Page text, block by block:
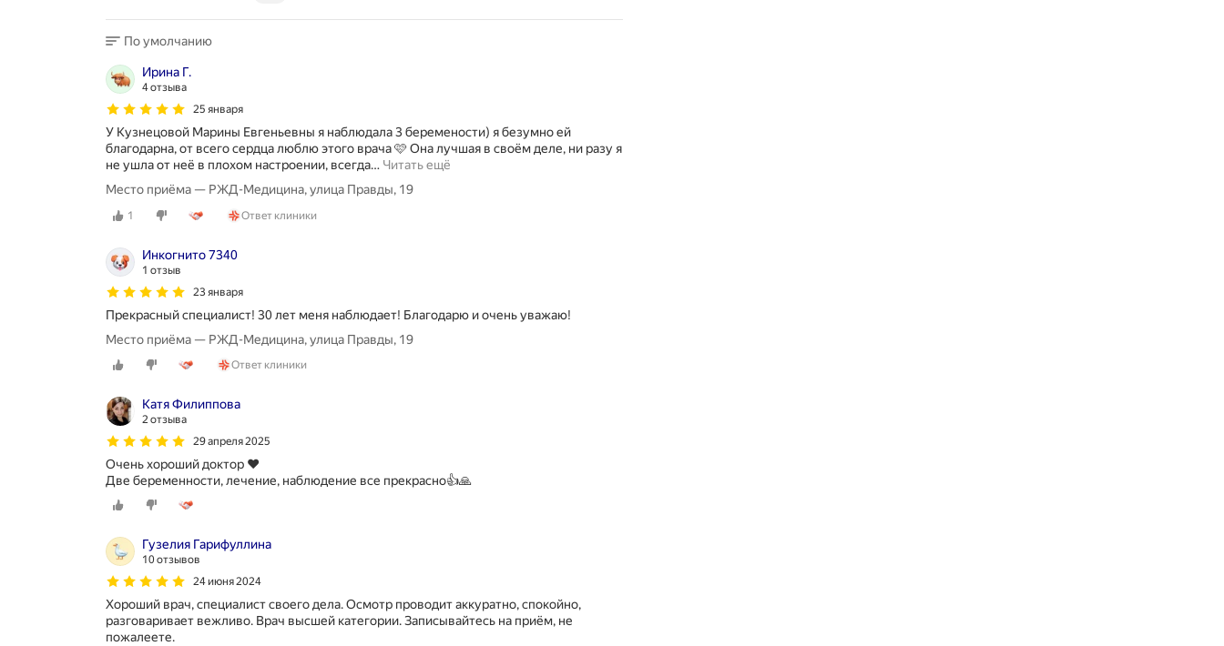
По умолчанию
Ирина Г.
4 отзыва
25 января
У Кузнецовой Марины Евгеньевны я наблюдала 3 беремености) я безумно ей
благодарна, от всего сердца люблю этого врача 🩷 Она лучшая в своём деле, ни разу я
не ушла от неё в плохом настроении, всегда… Читать ещё
Место приёма — РЖД-Медицина, улица Правды, 19
1 Ответ клиники
Инкогнито 7340
1 отзыв
23 января
Прекрасный специалист! 30 лет меня наблюдает! Благодарю и очень уважаю!
Место приёма — РЖД-Медицина, улица Правды, 19
Ответ клиники
Катя Филиппова
2 отзыва
29 апреля 2025
Очень хороший доктор ❤️
Две беременности, лечение, наблюдение все прекрасно👍🙏
Гузелия Гарифуллина
10 отзывов
24 июня 2024
Хороший врач, специалист своего дела. Осмотр проводит аккуратно, спокойно,
разговаривает вежливо. Врач высшей категории. Записывайтесь на приём, не
пожалеете.